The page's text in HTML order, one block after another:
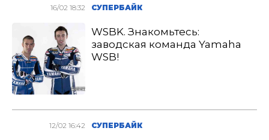
16/02 18:32 СУПЕРБАЙК
WSBK. Знакомьтесь:
заводская команда Yamaha
WSB!
12/02 16:42 СУПЕРБАЙК